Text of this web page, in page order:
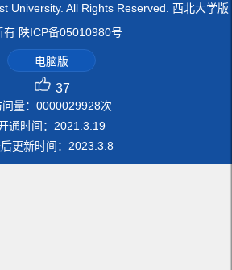
University. All Rights Reserved. 西北大学版
有 陕ICP备05010980号
电脑版
37
量： 0000029928次
通时间： 2021 3 19
更新时间： 2023 3 8